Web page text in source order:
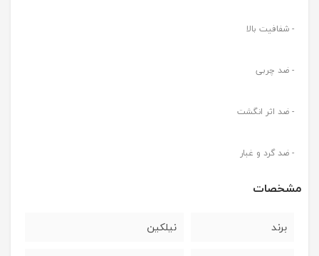
- شفافیت بالا
- ضد چربی
- ضد اثر انگشت
- ضد گرد و غبار
مشخصات
برند نیلکین